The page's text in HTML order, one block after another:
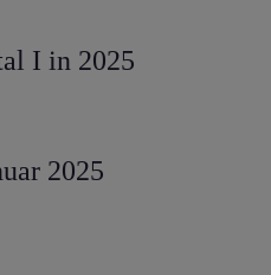
I in 2025
2025